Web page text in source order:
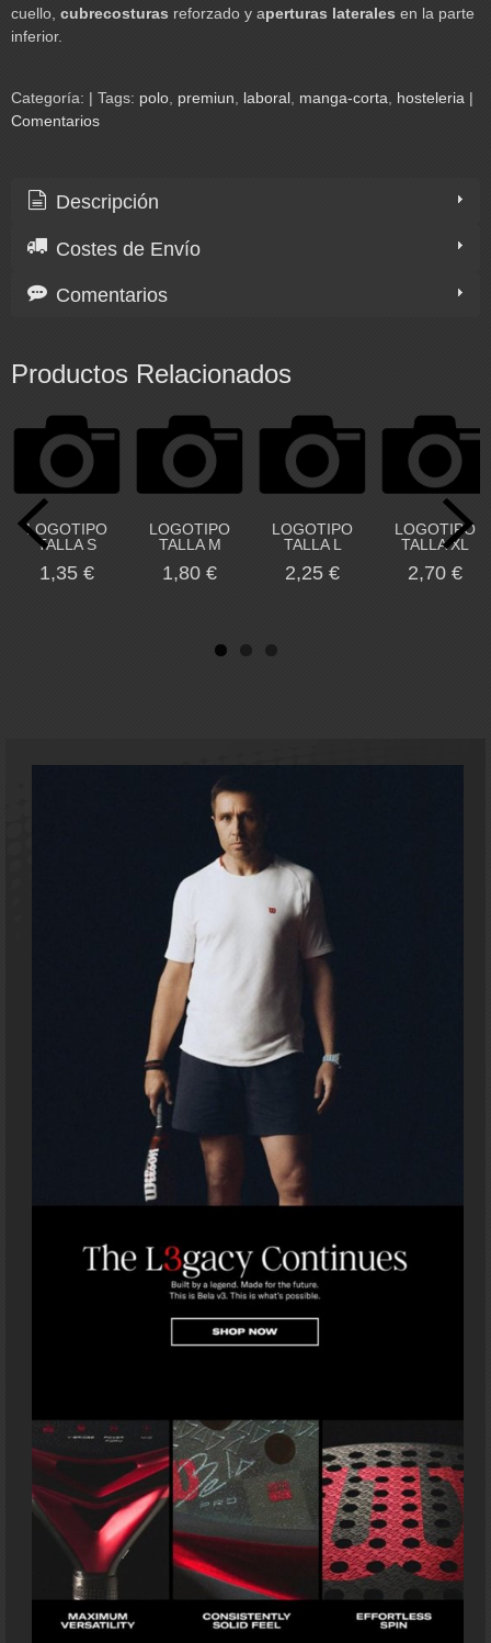
cuello, cubrecosturas reforzado y aperturas laterales en la parte
inferior.
Categoría: | Tags: polo premiun laboral manga-corta hosteleria |
Comentarios
Descripción
Costes de Envío
Comentarios
Productos Relacionados
LOGOTIPO
TALLA S
1,35 €
LOGOTIPO
TALLA M
1,80 €
LOGOTIPO
TALLA L
2,25 €
LOGOTIPO
TALLA XL
2,70 €